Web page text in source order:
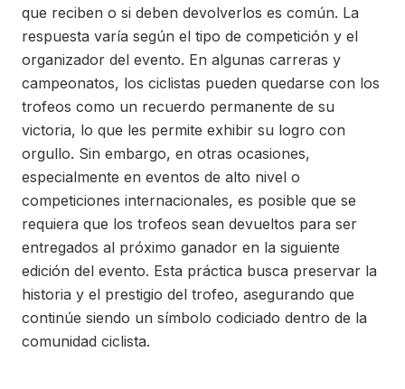
que reciben o si deben devolverlos es común. La
respuesta varía según el tipo de competición y el
organizador del evento. En algunas carreras y
campeonatos, los ciclistas pueden quedarse con los
trofeos como un recuerdo permanente de su
victoria, lo que les permite exhibir su logro con
orgullo. Sin embargo, en otras ocasiones,
especialmente en eventos de alto nivel o
competiciones internacionales, es posible que se
requiera que los trofeos sean devueltos para ser
entregados al próximo ganador en la siguiente
edición del evento. Esta práctica busca preservar la
historia y el prestigio del trofeo, asegurando que
continúe siendo un símbolo codiciado dentro de la
comunidad ciclista.